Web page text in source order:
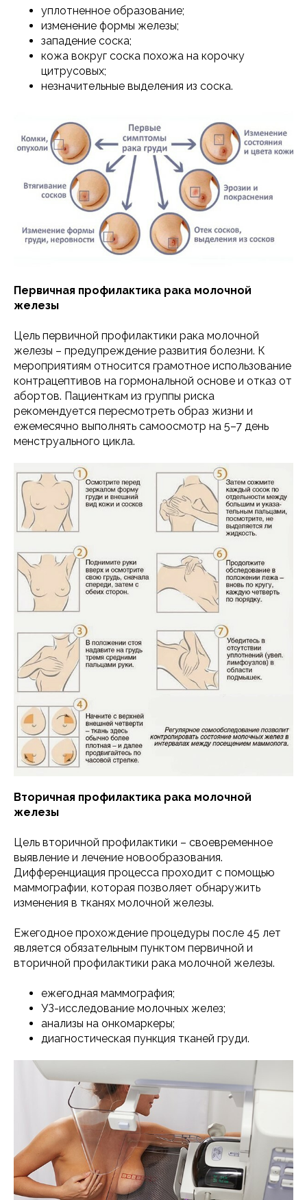
уплотненное образование;
изменение формы железы;
западение соска;
кожа вокруг соска похожа на корочку
цитрусовых;
незначительные выделения из соска.
Первичная профилактика рака молочной
железы
Цель первичной профилактики рака молочной
железы – предупреждение развития болезни. К
мероприятиям относится грамотное использование
контрацептивов на гормональной основе и отказ от
абортов. Пациенткам из группы риска
рекомендуется пересмотреть образ жизни и
ежемесячно выполнять самоосмотр на 5–7 день
менструального цикла.
Вторичная профилактика рака молочной
железы
Цель вторичной профилактики – своевременное
выявление и лечение новообразования.
Дифференциация процесса проходит с помощью
маммографии, которая позволяет обнаружить
изменения в тканях молочной железы.
Ежегодное прохождение процедуры после 45 лет
является обязательным пунктом первичной и
вторичной профилактики рака молочной железы.
ежегодная маммография;
УЗ-исследование молочных желез;
анализы на онкомаркеры;
диагностическая пункция тканей груди.